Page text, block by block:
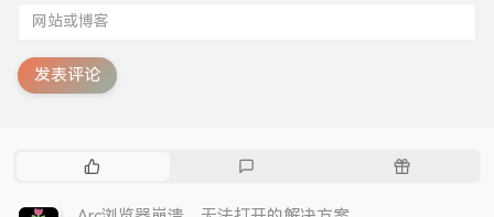
发表评论
热
文
评
随